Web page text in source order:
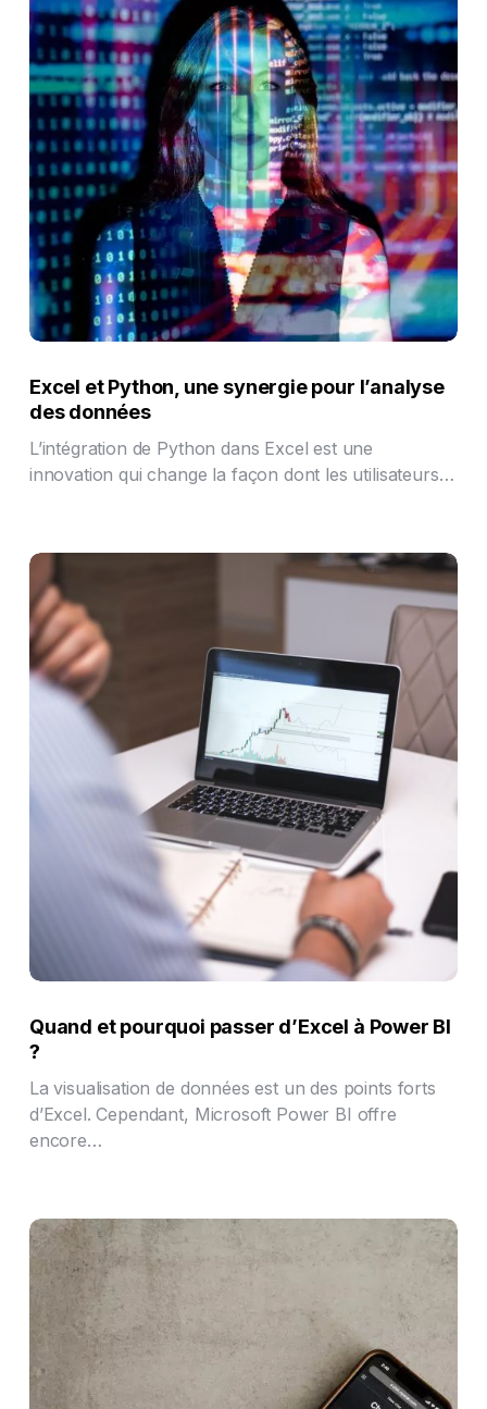
Excel et Python, une synergie pour l’analyse
des données
L’intégration de Python dans Excel est une
innovation qui change la façon dont les utilisateurs…
Quand et pourquoi passer d’Excel à Power BI
?
La visualisation de données est un des points forts
d’Excel. Cependant, Microsoft Power BI offre
encore…